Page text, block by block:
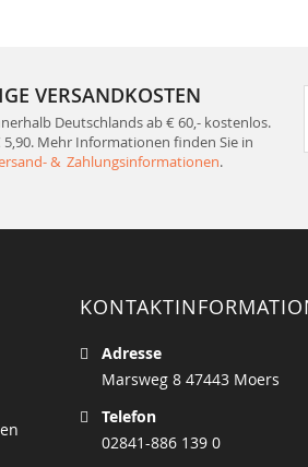
VERSANDKOSTEN
Deutschlands ab € 60,- kostenlos.
5,90. Mehr Informationen finden Sie in
& Zahlungsinformationen.
Adresse
Marsweg 8 47443 Moers
Telefon
02841-886 139 0